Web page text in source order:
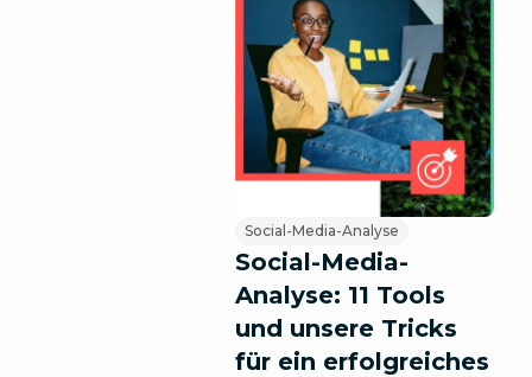
Social-Media-Analyse
Social-Media-
Analyse: 11 Tools
und unsere Tricks
für ein erfolgreiches